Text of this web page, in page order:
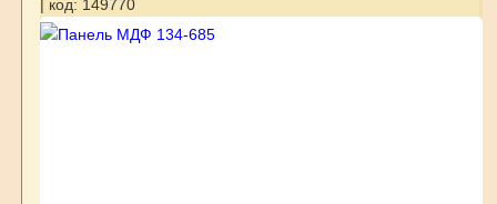
| код: 149770